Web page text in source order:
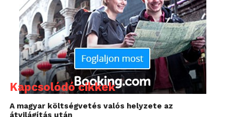
szóló törvényt is egyebek mellett azért, hogy a
jövőben különleges kegyelmi eljárás legyen
alkalmazható a tényleges életfogytiglanra ítéltek
esetében.
Kapcsolódó cikkek
A magyar költségvetés valós helyzete az
átvilágítás után